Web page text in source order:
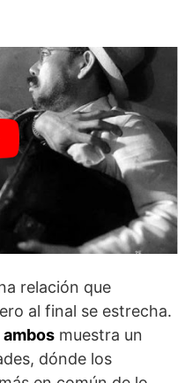
relación que
al final se estrecha.
muestra un
dónde los